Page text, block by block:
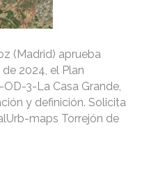
(Madrid) aprueba
2024, el Plan
3-La Casa Grande,
y definición. Solicita
maps Torrejón de